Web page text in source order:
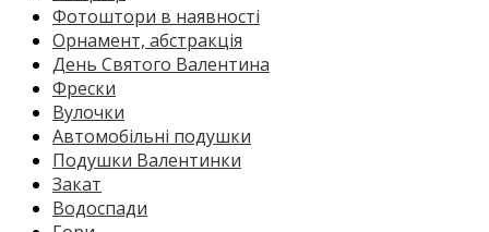
Фотоштори в наявності
Орнамент, абстракція
День Святого Валентина
Фрески
Вулочки
Автомобільні подушки
Подушки Валентинки
Закат
Водоспади